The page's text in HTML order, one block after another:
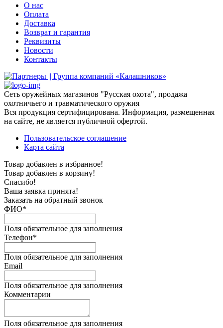
О нас
Оплата
Доставка
Возврат и гарантия
Реквизиты
Новости
Контакты
Сеть оружейных магазинов "Русская охота", продажа
охотничьего и травматического оружия
Вся продукция сертифицирована. Информация, размещенная
на сайте, не является публичной офертой.
Пользовательское соглашение
Карта сайта
Товар добавлен в избранное!
Товар добавлен в корзину!
Спасибо!
Ваша заявка принята!
Заказать на обратный звонок
ФИО*
Поля обязательное для заполнения
Телефон*
Поля обязательное для заполнения
Email
Поля обязательное для заполнения
Комментарии
Поля обязательное для заполнения